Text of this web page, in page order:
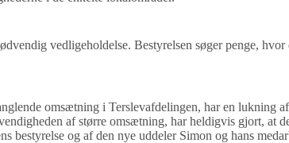
vedligeholdelse. Bestyrelsen søger penge,
omsætning i Terslevafdelingen, har en lukning
af større omsætning, har heldigvis gjort, at
bestyrelse og af den nye uddeler Simon og hans